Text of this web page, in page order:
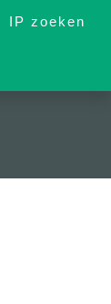
IP zoeken